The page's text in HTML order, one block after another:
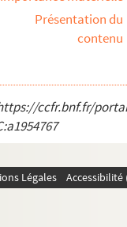
Présentation du
contenu
ccfr.bnf.fr/
Légales